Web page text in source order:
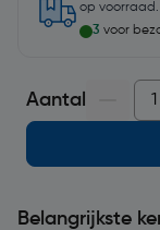
op voorraad.
3 voor
Aantal
Belangrijkste